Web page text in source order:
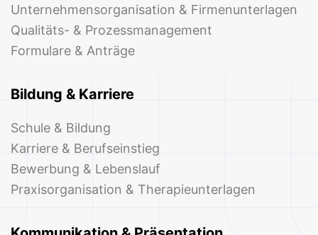
Unternehmensorganisation & Firmenunterlagen
Qualitäts- & Prozessmanagement
Formulare & Anträge
Bildung & Karriere
Schule & Bildung
Karriere & Berufseinstieg
Bewerbung & Lebenslauf
Praxisorganisation & Therapieunterlagen